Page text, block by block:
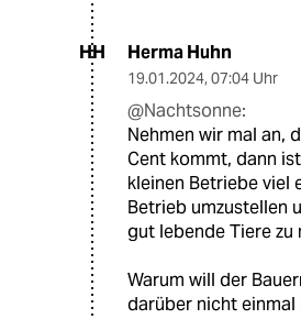
HH Herma Huhn
19.01.2024, 07:04 Uhr
@Nachtsonne:
Nehmen wir mal an,
Cent kommt, dann
kleinen Betriebe viel
Betrieb umzustellen
gut lebende Tiere zu
Warum will der
darüber nicht einmal